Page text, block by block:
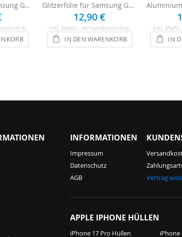
Glitzerfolie für Samsung Galaxy S8 - Pink Glitzerfolie für Samsung Galaxy S8 - Rosa
12,90 €
Inkl. MwSt. , versandkostenfrei
IN DEN WARENKORB
Inkl. MwSt.
IN
INFORMATIONEN
Impressum
Datenschutz
AGB
Vertrag
APPLE IPHONE HÜLLEN
iPhone 17 Pro Hüllen iPhone